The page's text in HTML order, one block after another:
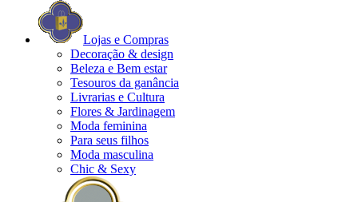
Lojas e Compras
Decoração & design
Beleza e Bem estar
Tesouros da ganância
Livrarias e Cultura
Flores & Jardinagem
Moda feminina
Para seus filhos
Moda masculina
Chic & Sexy